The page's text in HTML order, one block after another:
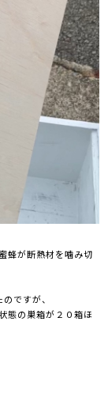
蜂が断熱材を噛み切
ですが、
態の巣箱が２０箱ほ